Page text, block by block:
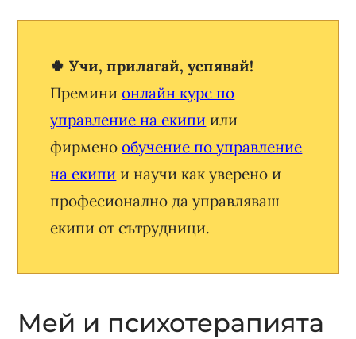
🍀 Учи, прилагай, успявай!
Преминионлайн курс по
управление на екипи или
фирменообучение по управление
на екипи и научи как уверено и
професионално да управляваш
екипи от сътрудници.
Мей и психотерапията